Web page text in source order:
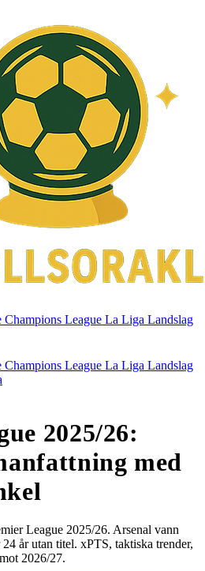
Champions League La Liga Landslag
Champions League La Liga Landslag
2025/26:
med
League 2025/26. Arsenal vann
år utan titel. xPTS, taktiska trender,
2026/27.